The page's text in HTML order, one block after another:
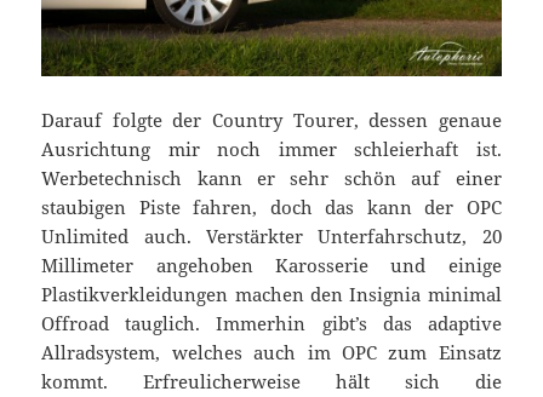
Darauf folgte der Country Tourer, dessen genaue
Ausrichtung mir noch immer schleierhaft ist.
Werbetechnisch kann er sehr schön auf einer
staubigen Piste fahren, doch das kann der OPC
Unlimited auch. Verstärkter Unterfahrschutz, 20
Millimeter angehoben Karosserie und einige
Plastikverkleidungen machen den Insignia minimal
Offroad tauglich. Immerhin gibt’s das adaptive
Allradsystem, welches auch im OPC zum Einsatz
kommt. Erfreulicherweise hält sich die